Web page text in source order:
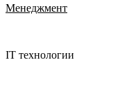
Менеджмент
IT технологии